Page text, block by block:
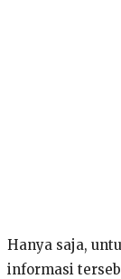
Hanya saja,
informasi